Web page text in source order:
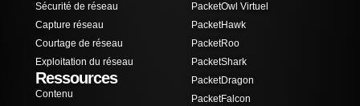
Sécurité de réseau
Capture réseau
Courtage de réseau
Exploitation du réseau
Ressources
Contenu
PacketOwl Virtuel
PacketHawk
PacketRoo
PacketShark
PacketDragon
PacketFalcon